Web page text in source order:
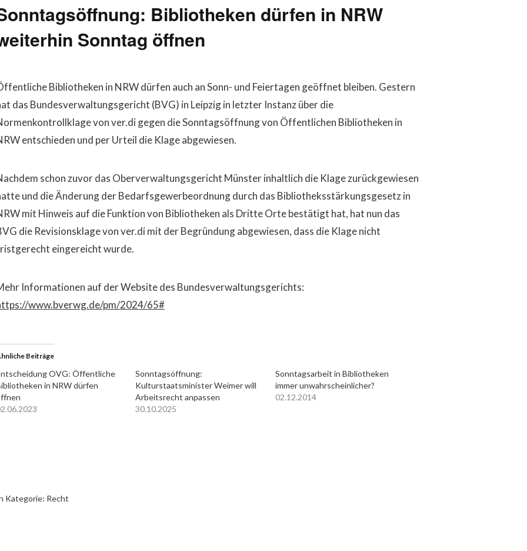
Bibliotheken dürfen in NRW
Sonntag öffnen
Bibliotheken in NRW dürfen auch an Sonn- und Feiertagen geöffnet bleiben. Gestern
das Bundesverwaltungsgericht (BVG) in Leipzig in letzter Instanz über die
von ver.di gegen die Sonntagsöffnung von Öffentlichen Bibliotheken in
entschieden und per Urteil die Klage abgewiesen.
schon zuvor das Oberverwaltungsgericht Münster inhaltlich die Klage zurückgewiesen
und die Änderung der Bedarfsgewerbeordnung durch das Bibliotheksstärkungsgesetz in
mit Hinweis auf die Funktion von Bibliotheken als Dritte Orte bestätigt hat, hat nun das
die Revisionsklage von ver.di mit der Begründung abgewiesen, dass die Klage nicht
eingereicht wurde.
Informationen auf der Website des Bundesverwaltungsgerichts:
www.bverwg.de/pm/2024/65#
Beiträge
OVG: Öffentliche
in NRW dürfen
Sonntagsöffnung:
Kulturstaatsminister Weimer will
Arbeitsrecht anpassen
30.10.2025
Sonntagsarbeit in Bibliotheken
immer unwahrscheinlicher?
02.12.2014
Kategorie: Recht